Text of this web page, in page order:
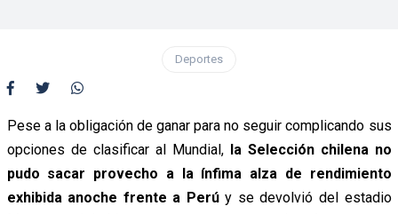
Deportes
Pese a la obligación de ganar para no seguir complicando sus
opciones de clasificar al Mundial, la Selección chilena no
pudo sacar provecho a la ínfima alza de rendimiento
exhibida anoche frente a Perúy se devolvió del estadio